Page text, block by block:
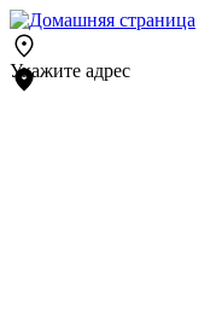
Укажите адрес